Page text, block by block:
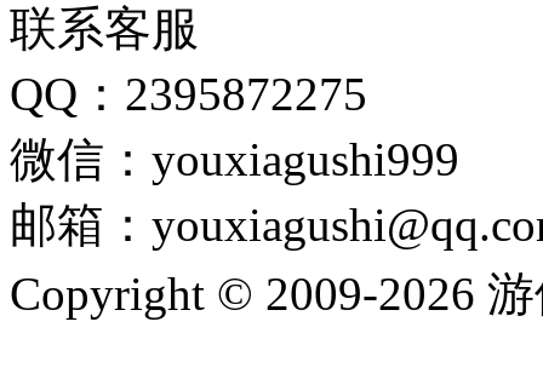
联系客服
QQ：2395872275
微信：youxiagushi999
邮箱：
Copyright © 2009-2026